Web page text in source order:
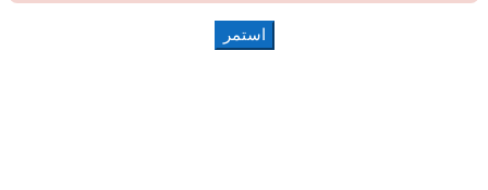
استمر